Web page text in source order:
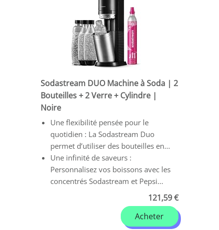
Sodastream DUO Machine à Soda | 2
Bouteilles + 2 Verre + Cylindre |
Noire
Une flexibilité pensée pour le
quotidien : La Sodastream Duo
permet d’utiliser des bouteilles en...
Une infinité de saveurs :
Personnalisez vos boissons avec les
concentrés Sodastream et Pepsi...
121,59 €
Acheter